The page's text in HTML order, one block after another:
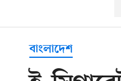
বাংলাদেশ